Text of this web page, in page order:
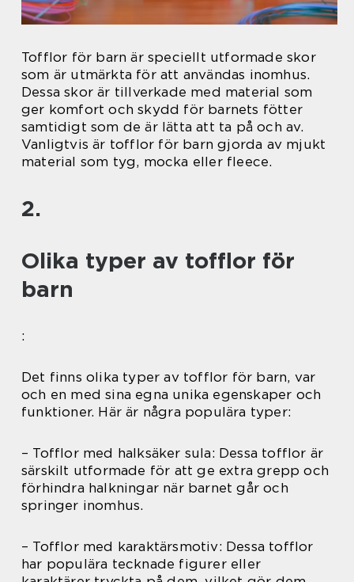
Tofflor för barn är speciellt utformade skor
som är utmärkta för att användas inomhus.
Dessa skor är tillverkade med material som
ger komfort och skydd för barnets fötter
samtidigt som de är lätta att ta på och av.
Vanligtvis är tofflor för barn gjorda av mjukt
material som tyg, mocka eller fleece.
2.
Olika typer av tofflor för
barn
:
Det finns olika typer av tofflor för barn, var
och en med sina egna unika egenskaper och
funktioner. Här är några populära typer:
– Tofflor med halksäker sula: Dessa tofflor är
särskilt utformade för att ge extra grepp och
förhindra halkningar när barnet går och
springer inomhus.
– Tofflor med karaktärsmotiv: Dessa tofflor
har populära tecknade figurer eller